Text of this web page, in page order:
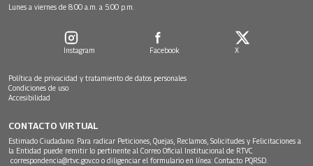
Lunes a viernes de 8:00 a.m. a 5:00 p.m.
Instagram Facebook X
Política de privacidad y tratamiento de datos personales
Condiciones de uso
Accesibilidad
CONTACTO VIRTUAL
Estimado Ciudadano: Para radicar Peticiones, Quejas, Reclamos, Solicitudes y Felicitaciones a
la Entidad puede remitir lo pertinente al Correo Oficial Institucional de RTVC
correspondencia@rtvc.gov.co o diligenciar el formulario en línea: Contacto PQRSD.